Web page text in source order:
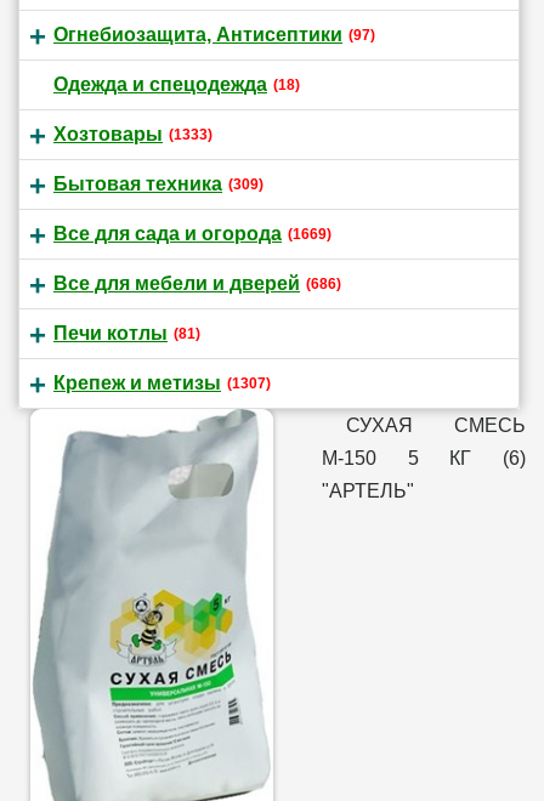
Огнебиозащита, Антисептики (97)
Одежда и спецодежда (18)
Хозтовары (1333)
Бытовая техника (309)
Все для сада и огорода (1669)
Все для мебели и дверей (686)
Печи котлы (81)
Крепеж и метизы (1307)
СУХАЯ СМЕСЬ
М-150 5 КГ (6)
"АРТЕЛЬ"